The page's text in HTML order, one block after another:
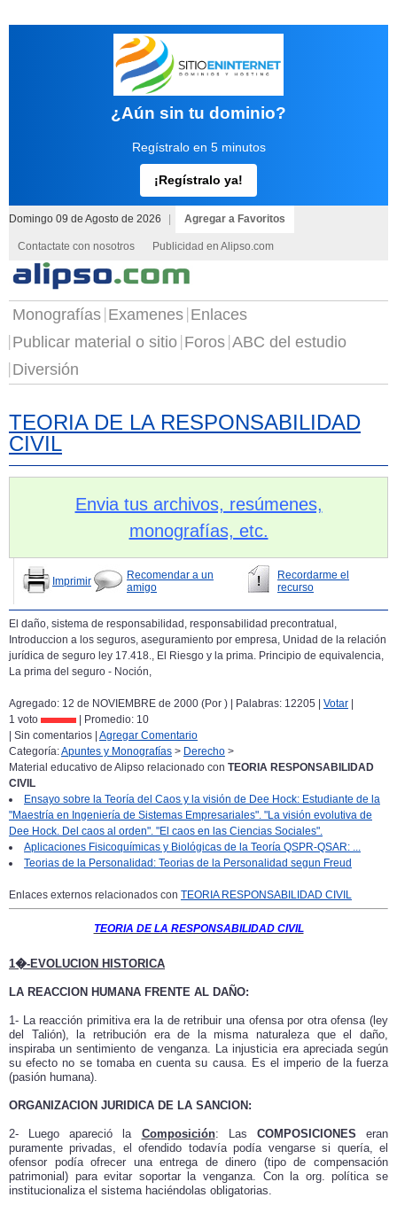
¿Aún sin tu dominio?
Regístralo en 5 minutos
¡Regístralo ya!
Domingo 09 de Agosto de 2026 Agregar a Favoritos
Contactate con nosotros Publicidad en Alipso.com
Monografías Examenes Enlaces
Publicar material o sitio Foros ABC del estudio
Diversión
TEORIA DE LA RESPONSABILIDAD
CIVIL
Envia tus archivos, resúmenes,
monografías, etc.
Imprimir
Recomendar a un
amigo
Recordarme el
recurso
El daño, sistema de responsabilidad, responsabilidad precontratual,
Introduccion a los seguros, aseguramiento por empresa, Unidad de la relación
jurídica de seguro ley 17.418., El Riesgo y la prima. Principio de equivalencia,
La prima del seguro - Noción,
Agregado: 12 de NOVIEMBRE de 2000 (Por ) | Palabras: 12205 | Votar
1 voto
| Promedio: 10
| Sin comentarios | Agregar Comentario
Categoría:Apuntes y Monografías > Derecho >
Material educativo de Alipso relacionado con TEORIA RESPONSABILIDAD
CIVIL
Ensayo sobre la Teoría del Caos y la visión de Dee Hock: Estudiante de la
"Maestría en Ingeniería de Sistemas Empresariales". "La visión evolutiva de
Dee Hock. Del caos al orden". "El caos en las Ciencias Sociales".
Aplicaciones Fisicoquímicas y Biológicas de la Teoría QSPR-QSAR: ...
Teorias de la Personalidad: Teorias de la Personalidad segun Freud
Enlaces externos relacionados con TEORIA RESPONSABILIDAD CIVIL
TEORIA DE LA RESPONSABILIDAD CIVIL
1�-EVOLUCION HISTORICA
LA REACCION HUMANA FRENTE AL DAÑO:
1- La reacción primitiva era la de retribuir una ofensa por otra ofensa (ley
del Talión), la retribución era de la misma naturaleza que el daño,
inspiraba un sentimiento de venganza. La injusticia era apreciada según
su efecto no se tomaba en cuenta su causa. Es el imperio de la fuerza
(pasión humana).
ORGANIZACION JURIDICA DE LA SANCION:
2- Luego apareció la Composición: Las COMPOSICIONES eran
puramente privadas, el ofendido todavía podía vengarse si quería, el
ofensor podía ofrecer una entrega de dinero (tipo de compensación
patrimonial) para evitar soportar la venganza. Con la org. política se
institucionaliza el sistema haciéndolas obligatorias.